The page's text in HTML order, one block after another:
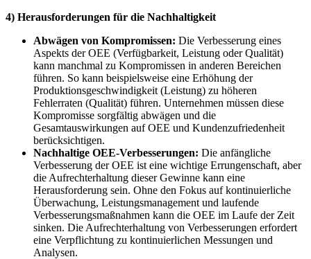
4) Herausforderungen für die Nachhaltigkeit
Abwägen von Kompromissen: Die Verbesserung eines
Aspekts der OEE (Verfügbarkeit, Leistung oder Qualität)
kann manchmal zu Kompromissen in anderen Bereichen
führen. So kann beispielsweise eine Erhöhung der
Produktionsgeschwindigkeit (Leistung) zu höheren
Fehlerraten (Qualität) führen. Unternehmen müssen diese
Kompromisse sorgfältig abwägen und die
Gesamtauswirkungen auf OEE und Kundenzufriedenheit
berücksichtigen.
Nachhaltige OEE-Verbesserungen: Die anfängliche
Verbesserung der OEE ist eine wichtige Errungenschaft, aber
die Aufrechterhaltung dieser Gewinne kann eine
Herausforderung sein. Ohne den Fokus auf kontinuierliche
Überwachung, Leistungsmanagement und laufende
Verbesserungsmaßnahmen kann die OEE im Laufe der Zeit
sinken. Die Aufrechterhaltung von Verbesserungen erfordert
eine Verpflichtung zu kontinuierlichen Messungen und
Analysen.